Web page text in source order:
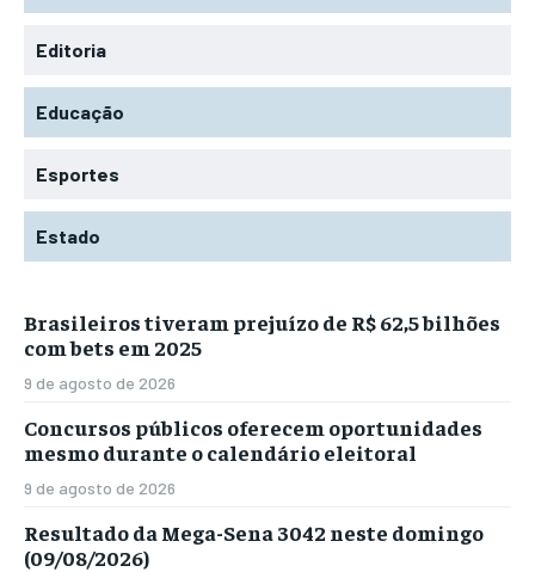
Editoria
Educação
Esportes
Estado
Brasileiros tiveram prejuízo de R$ 62,5 bilhões
com bets em 2025
9 de agosto de 2026
Concursos públicos oferecem oportunidades
mesmo durante o calendário eleitoral
9 de agosto de 2026
Resultado da Mega-Sena 3042 neste domingo
(09/08/2026)